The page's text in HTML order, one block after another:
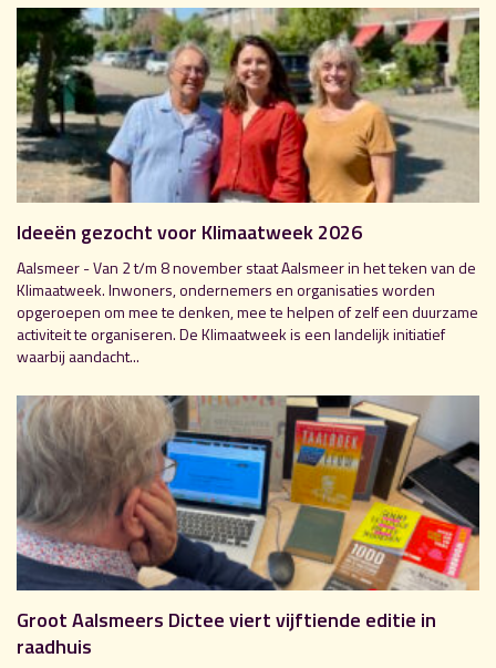
Ideeën gezocht voor Klimaatweek 2026
Aalsmeer - Van 2 t/m 8 november staat Aalsmeer in het teken van de
Klimaatweek. Inwoners, ondernemers en organisaties worden
opgeroepen om mee te denken, mee te helpen of zelf een duurzame
activiteit te organiseren. De Klimaatweek is een landelijk initiatief
waarbij aandacht...
Groot Aalsmeers Dictee viert vijftiende editie in
raadhuis